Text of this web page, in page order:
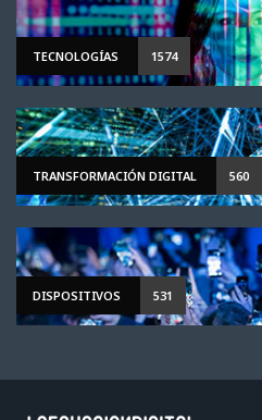
TECNOLOGÍAS 1574
TRANSFORMACIÓN DIGITAL 560
DISPOSITIVOS 531